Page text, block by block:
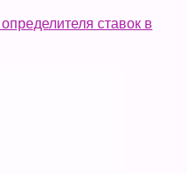
ставок в